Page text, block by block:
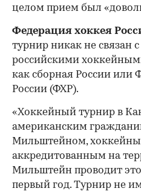
целом прием был
Федерация хоккея
турнир никак не связан
российскими
как сборная России или
России (ФХР).
«Хоккейный турнир в
американским
Мильштейном,
аккредитованным на
Мильштейн проводит
первый год. Турнир не